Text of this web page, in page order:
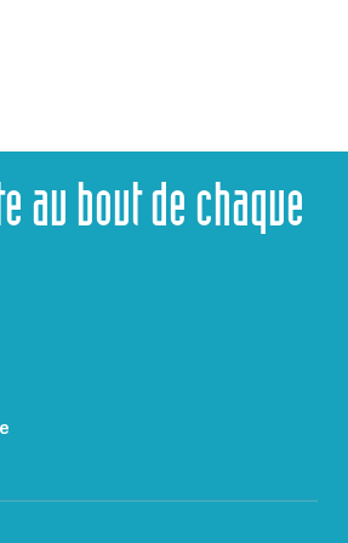
au bout de chaque